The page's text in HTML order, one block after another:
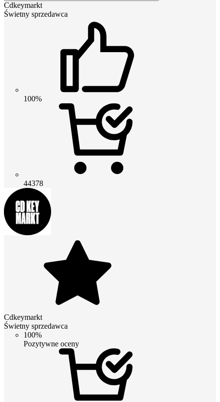
Cdkeymarkt
Świetny sprzedawca
100%
44378
Cdkeymarkt
Świetny sprzedawca
100%
Pozytywne oceny